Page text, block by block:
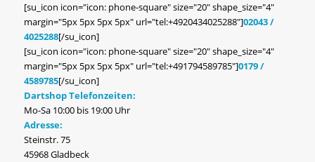
[su_icon icon="icon: phone-square" size="20" shape_size="4"
margin="5px 5px 5px 5px" url="tel:+4920434025288"]02043 /
4025288[/su_icon]
[su_icon icon="icon: phone-square" size="20" shape_size="4"
margin="5px 5px 5px 5px" url="tel:+491794589785"]0179 /
4589785[/su_icon]
Dartshop Telefonzeiten:
Mo-Sa 10:00 bis 19:00 Uhr
Adresse:
Steinstr. 75
45968 Gladbeck